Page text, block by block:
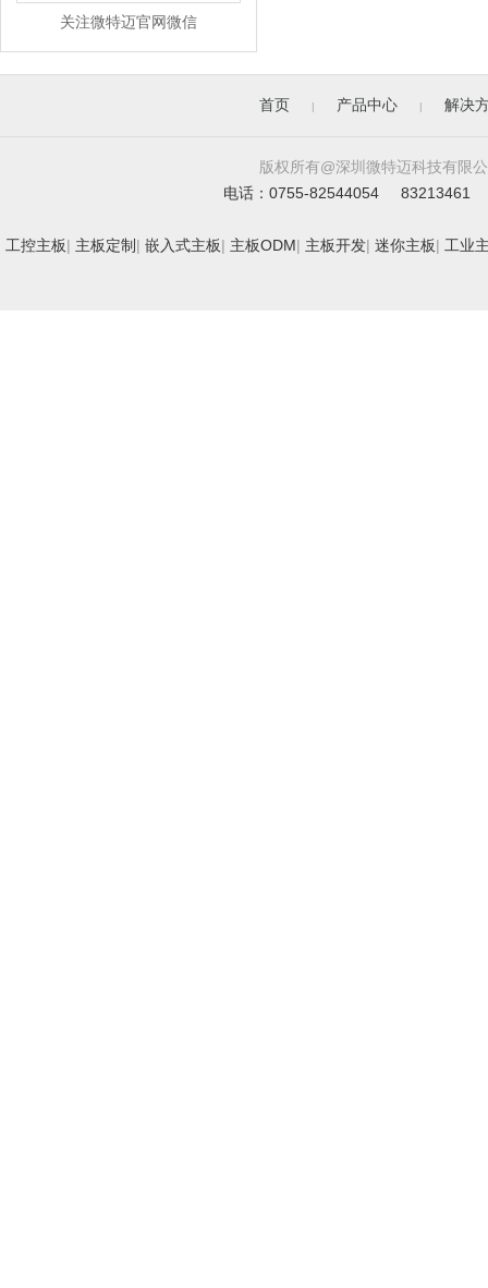
关注微特迈官网微信
首页 | 产品中心 | 解决
版权所有@深圳微特迈科技有
电话：0755-82544054 83213461
工控主板| 主板定制 | 嵌入式主板| 主板ODM| 主板开发| 迷你主板| 工业